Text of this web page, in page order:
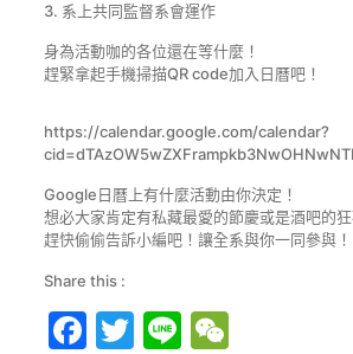
3. 系上共同監督系會運作
身為活動咖的各位還在等什麼！
趕緊拿起手機掃描QR code加入日曆吧！
https://calendar.google.com/calendar?
Google日曆上有什麼活動由你決定！
想必大家肯定有私藏最愛的節慶或是酒吧的狂
趕快偷偷告訴小編吧！讓全系與你一同參與！
Share this :
Facebook
Twitter
LineWeChat